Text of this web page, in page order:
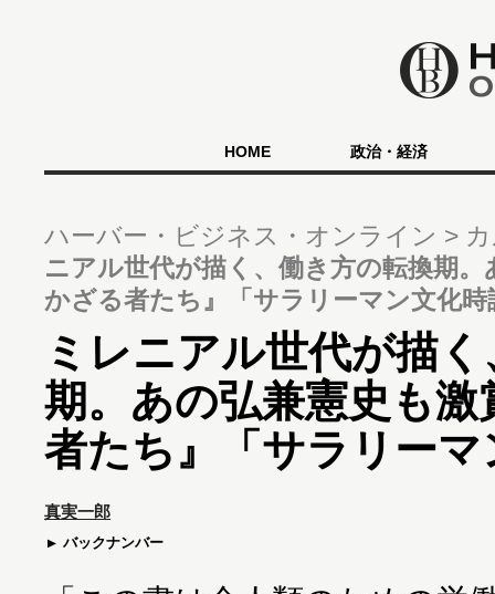
HOME 政治・経済
ハーバー・ビジネス・オンライン
ニアル世代が描く、働き方の転換期
かざる者たち』「サラリーマン文化時
ミレニアル世代が描
期。あの弘兼憲史も
者たち』「サラリー
真実一郎
バックナンバー